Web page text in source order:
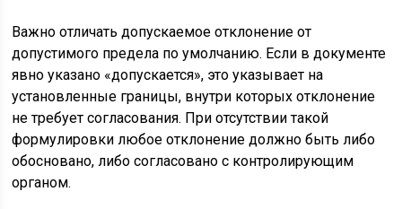
Важно отличать допускаемое отклонение от
допустимого предела по умолчанию. Если в документе
явно указано «допускается», это указывает на
установленные границы, внутри которых отклонение
не требует согласования. При отсутствии такой
формулировки любое отклонение должно быть либо
обосновано, либо согласовано с контролирующим
органом.